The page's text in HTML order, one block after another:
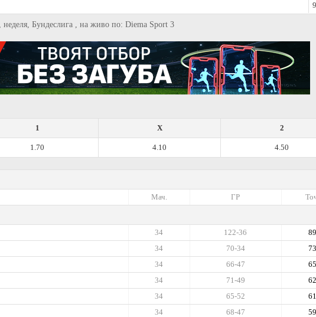
Бундеслига , на живо по: Diema Sport 3
2
X
1
4.50
4.10
1.70
ГР
Мач.
89
122-36
34
73
70-34
34
65
66-47
34
62
71-49
34
61
65-52
34
59
68-47
34